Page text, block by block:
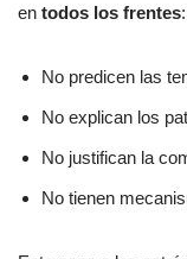
en todos los frentes:
No predicen las
No explican los
No justifican la
No tienen